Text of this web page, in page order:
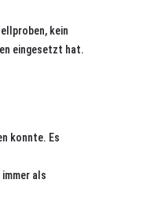
kein
eingesetzt hat.
konnte. Es
als